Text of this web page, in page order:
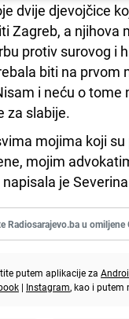
dvije djevojčice
Zagreb, a njihova
protiv surovog i
biti na prvom
i neću o tome
za slabije.
mojima koji
mojim
napisala je
Radiosarajevo.ba u omiljene
putem aplikacije za
| Instagram, kao i putem